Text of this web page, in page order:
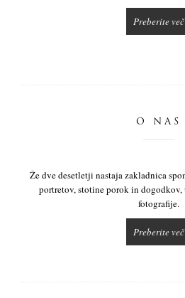
Preberite več
O NAS
Že dve desetletji nastaja zakladnica
portretov, stotine porok in
fotografije.
Preberite več